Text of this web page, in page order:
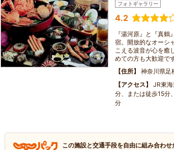
フォトギャラリー
4.2
『湯河原』と『真
宿。開放的なオーシ
こえる波音が心を癒
めての方も大歓迎で
住所
神奈川県足
アクセス
JR東
分、または徒歩15分
分
この施設と交通手段を自由に組み合わ